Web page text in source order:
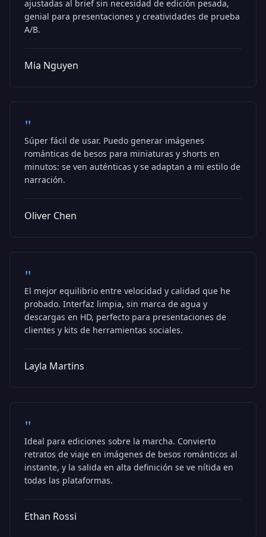
ajustadas al brief sin necesidad de edición pesada,
genial para presentaciones y creatividades de prueba
A/B.
Mia Nguyen
"
Súper fácil de usar. Puedo generar imágenes
románticas de besos para miniaturas y shorts en
minutos: se ven auténticas y se adaptan a mi estilo de
narración.
Oliver Chen
"
El mejor equilibrio entre velocidad y calidad que he
probado. Interfaz limpia, sin marca de agua y
descargas en HD, perfecto para presentaciones de
clientes y kits de herramientas sociales.
Layla Martins
"
Ideal para ediciones sobre la marcha. Convierto
retratos de viaje en imágenes de besos románticos al
instante, y la salida en alta definición se ve nítida en
todas las plataformas.
Ethan Rossi